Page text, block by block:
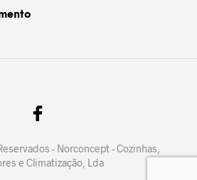
- Norconcept - Cozinhas,
e Climatização, Lda